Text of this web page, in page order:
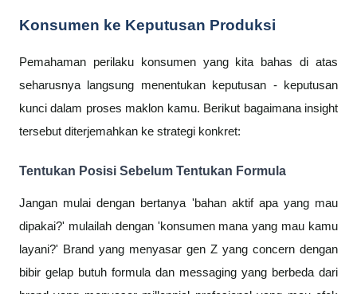
Konsumen ke Keputusan Produksi
Pemahaman perilaku konsumen yang kita bahas di atas
seharusnya langsung menentukan keputusan - keputusan
kunci dalam proses maklon kamu. Berikut bagaimana insight
tersebut diterjemahkan ke strategi konkret:
Tentukan Posisi Sebelum Tentukan Formula
Jangan mulai dengan bertanya 'bahan aktif apa yang mau
dipakai?' mulailah dengan 'konsumen mana yang mau kamu
layani?' Brand yang menyasar gen Z yang concern dengan
bibir gelap butuh formula dan messaging yang berbeda dari